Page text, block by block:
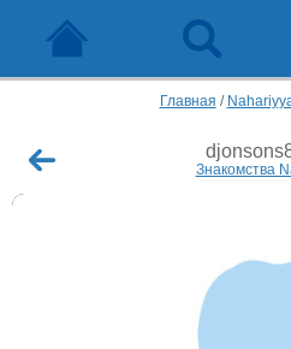
Главная /
Знакомства